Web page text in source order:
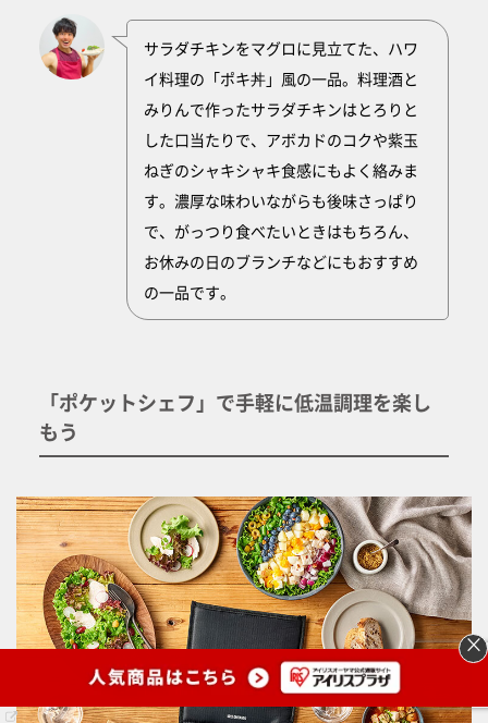
サラダチキンをマグロに見立てた、ハワ
イ料理の「ポキ丼」風の一品。料理酒と
みりんで作ったサラダチキンはとろりと
した口当たりで、アボカドのコクや紫玉
ねぎのシャキシャキ食感にもよく絡みま
す。濃厚な味わいながらも後味さっぱり
で、がっつり食べたいときはもちろん、
お休みの日のブランチなどにもおすすめ
の一品です。
「ポケットシェフ」で手軽に低温調理を楽し
もう
×